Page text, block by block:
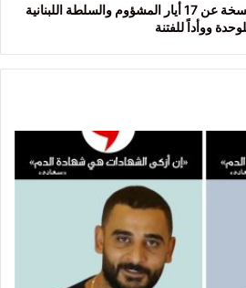
“القومي”: “اتفاق الاطار” نسخة عن 17 أيار المشؤوم والسلطة اللبنانية
ووأداً للفتنة